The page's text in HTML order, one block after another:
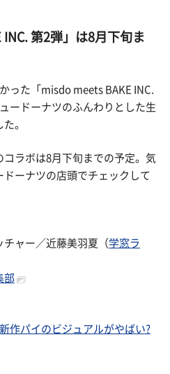
INC. 第2弾」は8月下旬ま
った「misdo meets BAKE INC.
ードーナツのふんわりとした生
。
ラボは8月下旬までの予定。気
ーナツの店頭でチェックして
ャー／近藤美羽夏（ 学窓ラ
部
作パイのビジュアルがやばい?